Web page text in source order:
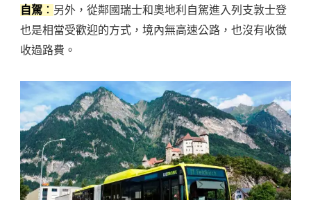
自駕 ： 另外，從鄰國瑞士和奧地利自駕進入列支敦士登
也是相當受歡迎的方式，境內無高速公路，也沒有收徵
收過路費。